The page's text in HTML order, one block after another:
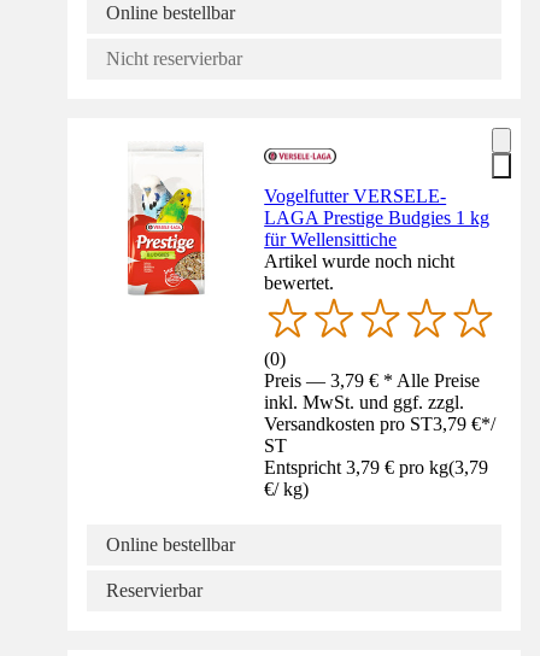
Online bestellbar
Nicht reservierbar
Vogelfutter VERSELE-
LAGA Prestige Budgies 1 kg
für Wellensittiche
Artikel wurde noch nicht
bewertet.
(0)
Preis — 3,79 € * Alle Preise
inkl. MwSt. und ggf. zzgl.
Versandkosten pro ST3,79 €*/
ST
Entspricht 3,79 € pro kg(3,79
€/ kg)
Online bestellbar
Reservierbar